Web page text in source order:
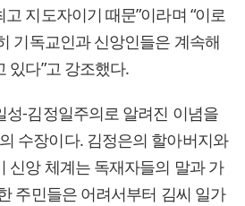
지도자이기 때문”이라며 “이로
기독교인과 신앙인들은 계속해
있다”고 강조했다.
성-김정일주의로 알려진 이념을
수장이다. 김정은의 할아버지와
신앙 체계는 독재자들의 말과 가
주민들은 어려서부터 김씨 일가